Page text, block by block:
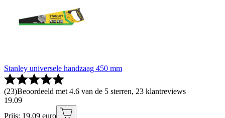
Stanley universele handzaag 450 mm
(23)Beoordeeld met 4.6 van de 5 sterren, 23 klantreviews
19.09
Prijs: 19.09 euro